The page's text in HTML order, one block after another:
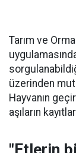
Tarım ve
üzerinden
Hayvanın
aşıların
"Etlerin